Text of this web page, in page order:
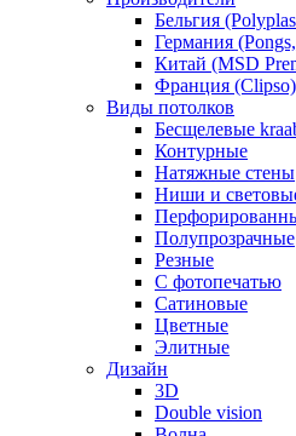
Бельгия
Германия
Китай (MSD
Франция (Clipso)
Виды потолков
Бесщелевые
Контурные
Натяжные стены
Ниши и
Полупрозрачные
Резные
С фотопечатью
Сатиновые
Цветные
Элитные
Дизайн
3D
Double vision